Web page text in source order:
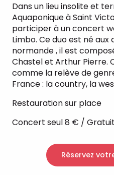
Dans un lieu insolite et
Aquaponique à Saint
participer à un concert
Limbo. Ce duo est né
normande , il est
Chastel et Arthur Pierre.
comme la relève de
France : la country, la
Restauration sur place
Concert seul 8 € / Gratuit
Réservez